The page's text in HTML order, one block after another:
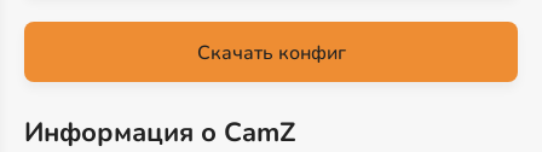
Скачать конфиг
Информация о CamZ